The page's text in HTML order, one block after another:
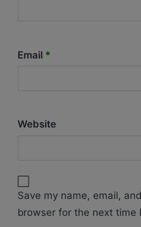
Email *
Website
Save my name, email,
browser for the next time